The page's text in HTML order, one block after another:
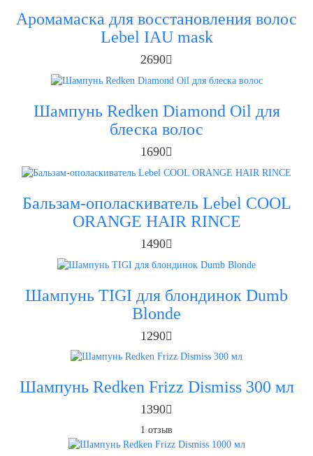
Аромамаска для восстановления волос
Lebel IAU mask
2690
Шампунь Redken Diamond Oil для
блеска волос
1690
Бальзам-ополаскиватель Lebel COOL
ORANGE HAIR RINCE
1490
Шампунь TIGI для блондинок Dumb
Blonde
1290
Шампунь Redken Frizz Dismiss 300 мл
1390
1 отзыв